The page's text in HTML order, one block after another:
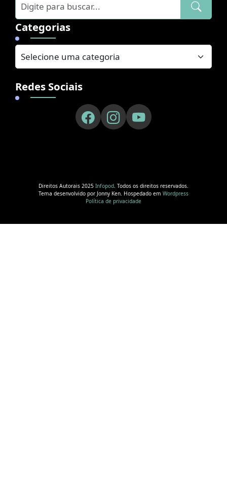
Categorias
Redes Sociais
Direitos Autorais 2025 Infopod. Todos os direitos reservados.
Tema desenvolvido por Jonny Ken. Hospedado em Wordpress
Política de privacidade